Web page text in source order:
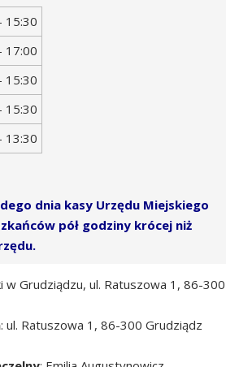
15:30
17:00
15:30
15:30
13:30
dnia kasy Urzędu Miejskiego
pół godziny krócej niż
w Grudziądzu, ul. Ratuszowa 1, 86-300
: ul. Ratuszowa 1, 86-300 Grudziądz